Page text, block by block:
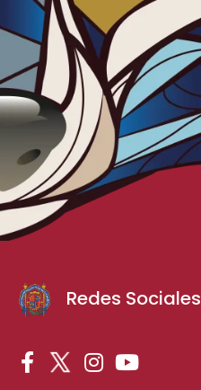
Redes Sociales